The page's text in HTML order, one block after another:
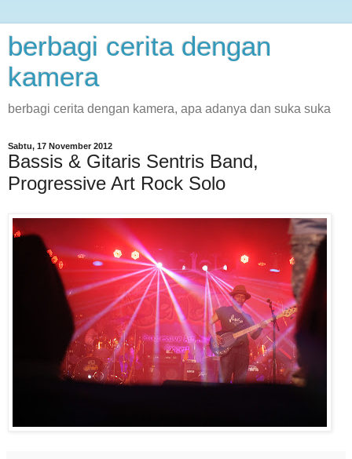
berbagi cerita dengan
kamera
berbagi cerita dengan kamera, apa adanya dan suka suka
Sabtu, 17 November 2012
Bassis & Gitaris Sentris Band,
Progressive Art Rock Solo